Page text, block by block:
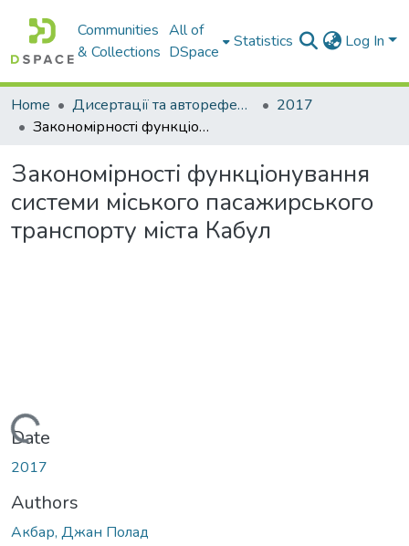
Communities
& Collections
All of
DSpace
Statistics Log In
Home Дисертації та автореферати дисертацій
2017
Закономiрностi функцiонування системи мiського пасажирського транспорту мiста Кабул
Закономiрностi функцiонування
системи мiського пасажирського
транспорту мiста Кабул
Date
2017
Authors
Акбар, Джан Полад